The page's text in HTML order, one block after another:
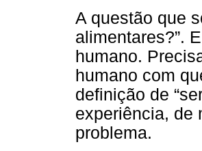
A questão que
alimentares?”.
humano.
humano com
definição de
experiência, de
problema.